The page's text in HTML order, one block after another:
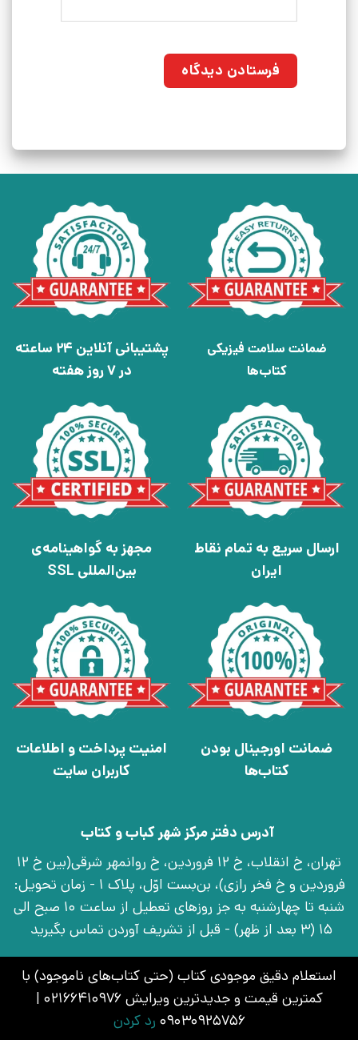
استعلام دقیق موجودی کتاب (حتی کتاب‌های ناموجود) با
کمترین قیمت و جدیدترین ویرایش 02166410976 |
09030925756 رد کردن
ضمانت سلامت فیزیکی
کتاب‌ها
پشتیبانی آنلاین 24 ساعته
در 7 روز هفته
ارسال سریع به تمام نقاط
ایران
مجهز به گواهینامه‌ی
بین‌المللی SSL
ضمانت اورجینال بودن
کتاب‌ها
امنیت پرداخت و اطلاعات
کاربران سایت
آدرس دفتر مرکز شهر کباب و کتاب
تهران، خ انقلاب، خ 12 فروردین، خ روانمهر شرقی(بین خ 12
فروردین و خ فخر رازی)، بن‌بست اوّل، پلاک 1 - زمان تحویل:
شنبه تا چهارشنبه به جز روزهای تعطیل از ساعت 10 صبح الی
15 (3 بعد از ظهر) - قبل از تشریف آوردن تماس بگیرید
سریعترین روش پشتیبانیثبت تیکتاز طریق پنل کاربری
021-66410976 | 09030925756